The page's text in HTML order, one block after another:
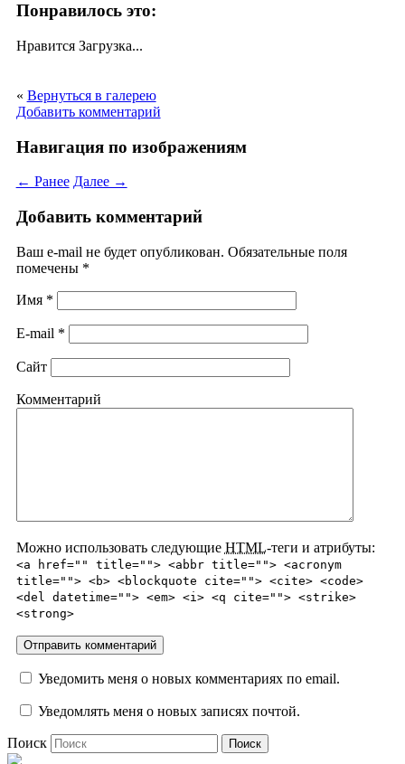
Понравилось это:
Нравится Загрузка...
« Вернуться в галерею
Добавить комментарий
Навигация по изображениям
← Ранее Далее →
Добавить комментарий
Ваш e-mail не будет опубликован. Обязательные поля
помечены *
Имя *
E-mail *
Сайт
Комментарий
Можно использовать следующие HTML-теги и атрибуты:
<a href="" title=""> <abbr title=""> <acronym
title=""> <b> <blockquote cite=""> <cite> <code>
<del datetime=""> <em> <i> <q cite=""> <strike>
<strong>
Уведомить меня о новых комментариях по email.
Уведомлять меня о новых записях почтой.
Поиск